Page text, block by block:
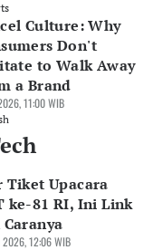
Culture: Why
Don't
to Walk Away
a Brand
11:00 WIB
Tiket Upacara
ke-81 RI, Ini Link
2026, 12:06 WIB